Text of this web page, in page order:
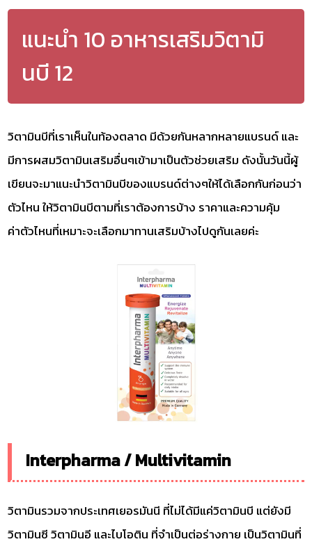
แนะนำ 10 อาหารเสริมวิตามิ
นบี 12
วิตามินบีที่เราเห็นในท้องตลาด มีด้วยกันหลากหลายแบรนด์ และ
มีการผสมวิตามินเสริมอื่นๆเข้ามาเป็นตัวช่วยเสริม ดังนั้นวันนี้ผู้
เขียนจะมาแนะนำวิตามินบีของแบรนด์ต่างๆให้ได้เลือกกันก่อนว่า
ตัวไหน ให้วิตามินบีตามที่เราต้องการบ้าง ราคาและความคุ้ม
ค่าตัวไหนที่เหมาะจะเลือกมาทานเสริมบ้างไปดูกันเลยค่ะ
Interpharma / Multivitamin
วิตามินรวมจากประเทศเยอรมันนี ที่ไม่ได้มีแค่วิตามินบี แต่ยังมี
วิตามินซี วิตามินอี และไบโอติน ที่จำเป็นต่อร่างกาย เป็นวิตามินที่